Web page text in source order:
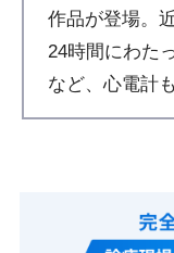
作品が登場。
24時間にわた
など、心電計